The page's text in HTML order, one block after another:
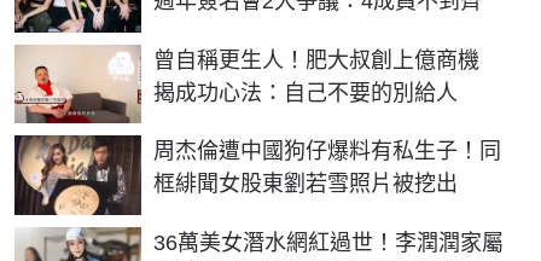
曾自稱更生人！肥大叔創上億商機
揭成功心法：自己不要的別給人
周杰倫遭中國狗仔爆料有私生子！同
框緋聞女股東劉若雪照片被挖出
36萬美女潛水網紅過世！李潤潤家屬